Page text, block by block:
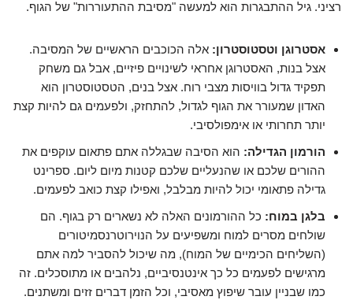
רציני. גיל ההתבגרות הוא למעשה "מסיבת ההתעוררות" של הגוף.
אסטרוגן וטסטוסטרון: אלה הכוכבים הראשיים של המסיבה.
אצל בנות, האסטרוגן אחראי לשינויים פיזיים, אבל גם משחק
תפקיד גדול בוויסות מצבי רוח. אצל בנים, הטסטוסטרון הוא
האדון שמעורר את הגוף לגדול, להתחזק, ולפעמים גם להיות קצת
יותר תחרותי או אימפולסיבי.
הורמון הגדילה: הוא הסיבה שבגללה אתם פתאום עוקפים את
ההורים שלכם או שהנעליים שלכם קטנות מיום ליום. ספרינט
גדילה פתאומי יכול להיות מבלבל, ואפילו קצת כואב לפעמים.
בלגן במוח: כל ההורמונים האלה לא נשארים רק בגוף. הם
שולחים מסרים למוח ומשפיעים על הנוירוטרנסמיטורים
(השליחים הכימיים של המוח), מה שיכול להסביר למה אתם
מרגישים לפעמים כל כך אינטנסיביים, נלהבים או מתוסכלים. זה
כמו שבניין עובר שיפוץ מאסיבי, וכל הזמן דברים זזים ומשתנים.